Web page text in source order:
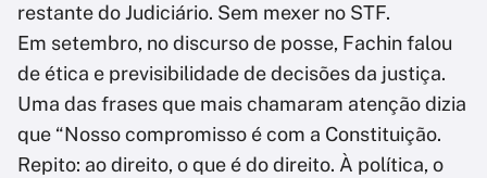
restante do Judiciário. Sem mexer no STF.
Em setembro, no discurso de posse, Fachin falou
de ética e previsibilidade de decisões da justiça.
Uma das frases que mais chamaram atenção dizia
que “Nosso compromisso é com a Constituição.
Repito: ao direito, o que é do direito. À política, o